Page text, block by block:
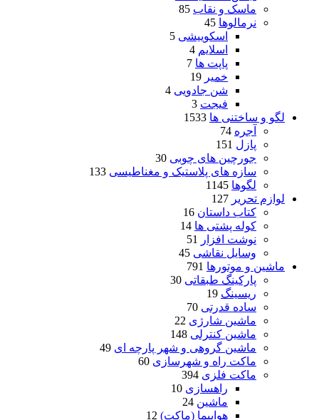
ماسک و نقاب 85
نرمالوها 45
اسکوییشی 5
اسلایم 4
پاپت ها 7
خمیر 19
شن جادویی 4
فیجت 3
لگو و ساختنی ها 1533
آجره 74
پازل 151
جورچین های چوبی 30
سازه های پلاستیک و مغناطیسی 133
لگوها 1145
لوازم تحریر 127
کتاب داستان 16
کوله پشتی ها 14
نوشت افزار
51
وسایل نقاشی 45
ماشین و موتورها 791
پارکینگ طبقاتی 30
ریسینگ 19
ساده قدرتی 70
ماشین شارژی 22
ماشین کنترلی 148
ماشین گروهی و شهر پارچه ای 49
ماکت راه و شهرسازی 60
ماکت فلزی 394
راهسازی 10
ماشین 24
هواپیما (ماکت) 12